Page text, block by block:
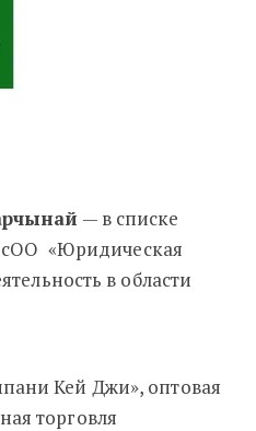
— в списке
«Юридическая
в области
Кей Джи», оптовая
торговля